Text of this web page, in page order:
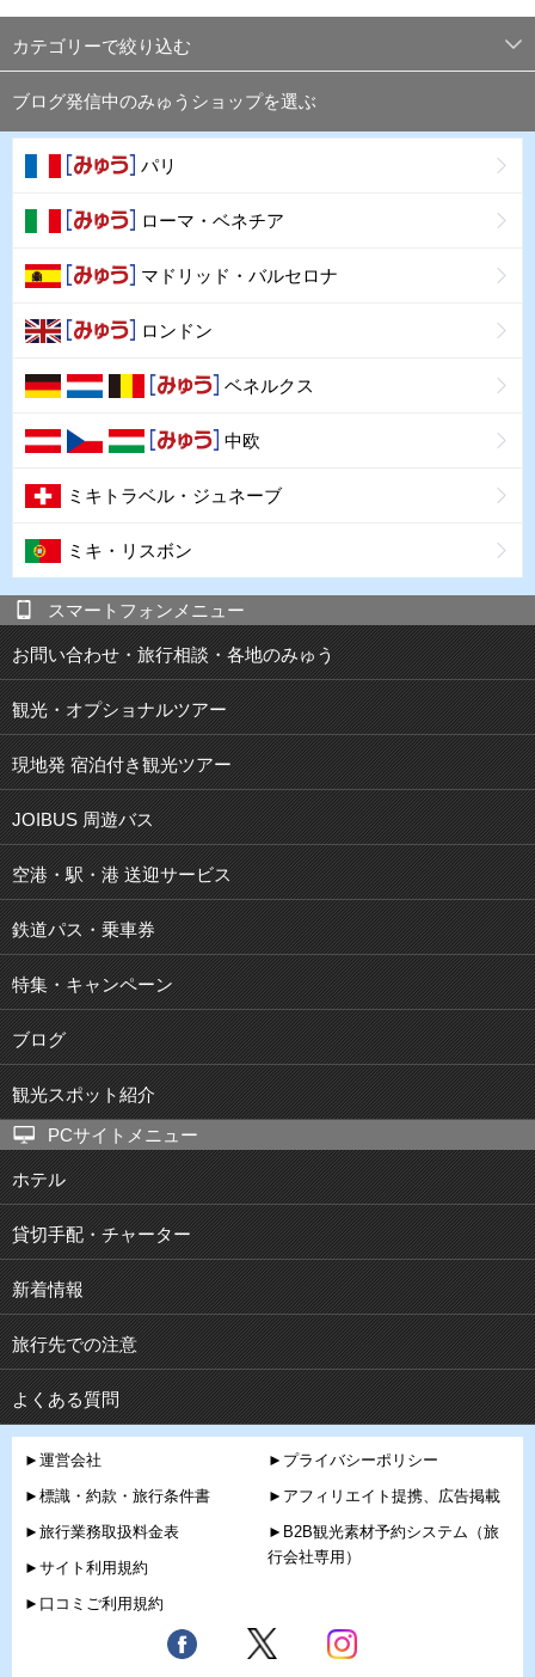
カテゴリーで絞り込む
ブログ発信中のみゅうショップを選ぶ
パリ
ローマ・ベネチア
マドリッド・バルセロナ
ロンドン
ベネルクス
中欧
ミキトラベル・ジュネーブ
ミキ・リスボン
スマートフォンメニュー
お問い合わせ・旅行相談・各地のみゅう
観光・オプショナルツアー
現地発 宿泊付き観光ツアー
JOIBUS 周遊バス
空港・駅・港 送迎サービス
鉄道パス・乗車券
特集・キャンペーン
ブログ
観光スポット紹介
PCサイトメニュー
ホテル
貸切手配・チャーター
新着情報
旅行先での注意
よくある質問
►運営会社
►標識・約款・旅行条件書
►旅行業務取扱料金表
►サイト利用規約
►口コミご利用規約
►プライバシーポリシー
►アフィリエイト提携、広告掲載
►B2B観光素材予約システム（旅
行会社専用）